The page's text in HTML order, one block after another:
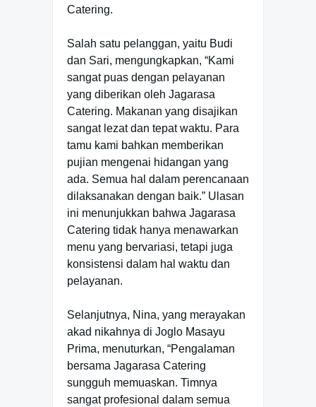
Catering.
Salah satu pelanggan, yaitu Budi
dan Sari, mengungkapkan, “Kami
sangat puas dengan pelayanan
yang diberikan oleh Jagarasa
Catering. Makanan yang disajikan
sangat lezat dan tepat waktu. Para
tamu kami bahkan memberikan
pujian mengenai hidangan yang
ada. Semua hal dalam perencanaan
dilaksanakan dengan baik.” Ulasan
ini menunjukkan bahwa Jagarasa
Catering tidak hanya menawarkan
menu yang bervariasi, tetapi juga
konsistensi dalam hal waktu dan
pelayanan.
Selanjutnya, Nina, yang merayakan
akad nikahnya di Joglo Masayu
Prima, menuturkan, “Pengalaman
bersama Jagarasa Catering
sungguh memuaskan. Timnya
sangat profesional dalam semua